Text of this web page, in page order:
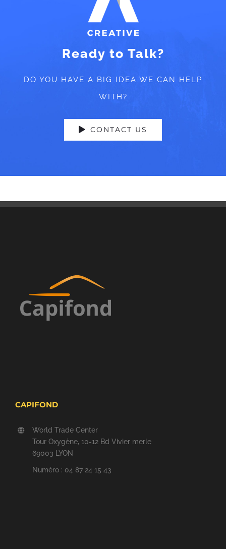
Ready to Talk?
DO YOU HAVE A BIG IDEA WE CAN HELP
WITH?
CONTACT US
CAPIFOND
World Trade Center
Tour Oxygène, 10-12 Bd Vivier merle
69003 LYON
Numéro : 04 87 24 15 43